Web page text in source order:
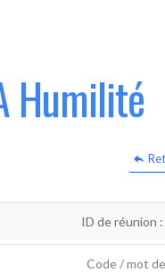
Humilité
ID de réunion :
Code / mot